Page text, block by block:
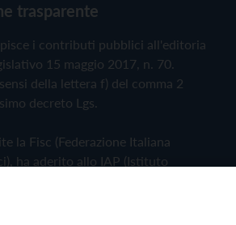
trasparente
i contributi pubblici all'editoria
15 maggio 2017, n. 70.
della lettera f) del comma 2
decreto Lgs.
la Fisc (Federazione Italiana
ha aderito allo IAP (Istituto